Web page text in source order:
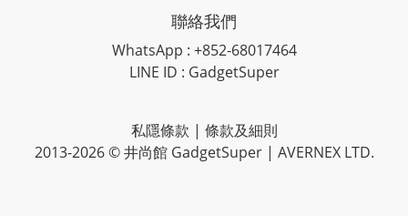
聯絡我們
WhatsApp : +852-68017464
LINE ID : GadgetSuper
私隱條款 | 條款及細則
2013-2026 © 井尚館 GadgetSuper | AVERNEX LTD.